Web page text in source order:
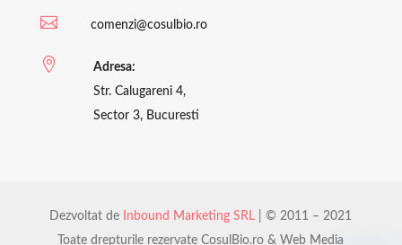
 comenzi@cosulbio.ro

Adresa:
Str. Calugareni 4,
Sector 3, Bucuresti
Dezvoltat de Inbound Marketing SRL | © 2011 – 2021
Toate drepturile rezervate CosulBio.ro & Web Media